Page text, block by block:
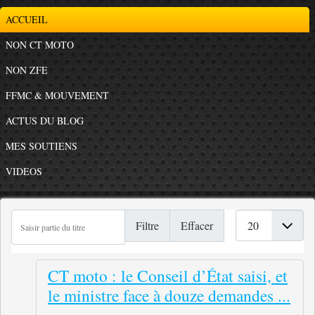
ACCUEIL
NON CT MOTO
NON ZFE
FFMC & MOUVEMENT
ACTUS DU BLOG
MES SOUTIENS
VIDEOS
Filtre Effacer
CT moto : le Conseil d’État saisi, et
le ministre face à douze demandes ...